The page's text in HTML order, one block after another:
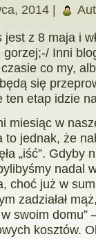
2014 |
z 8 maja i
gorzej;-/ Inni
co my,
się
ten etap idzie
miesiąc w
to jednak, że
„iść”. Gdyby
choć już w
zadziałał
swoim
kosztów.